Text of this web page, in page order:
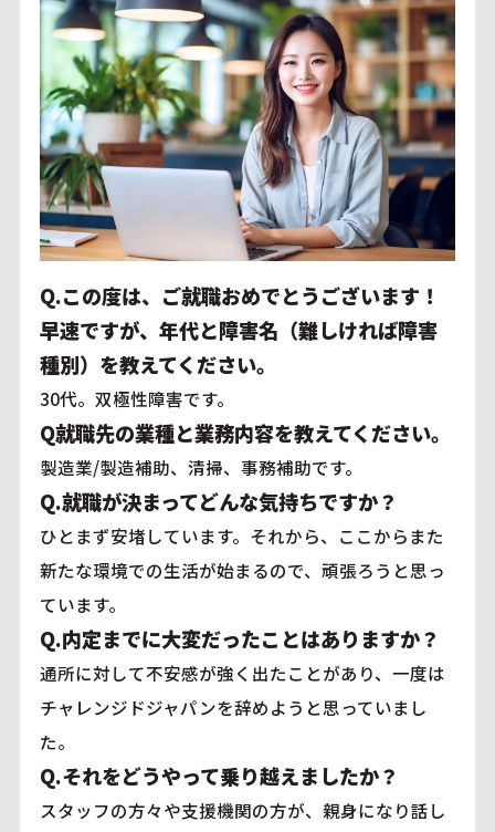
Q.この度は、ご就職おめでとうございます！
早速ですが、年代と障害名（難しければ障害
種別）を教えてください。
30代。双極性障害です。
Q就職先の業種と業務内容を教えてください。
製造業/製造補助、清掃、事務補助です。
Q.就職が決まってどんな気持ちですか？
ひとまず安堵しています。それから、ここからまた
新たな環境での生活が始まるので、頑張ろうと思っ
ています。
Q.内定までに大変だったことはありますか？
通所に対して不安感が強く出たことがあり、一度は
チャレンジドジャパンを辞めようと思っていまし
た。
Q.それをどうやって乗り越えましたか？
スタッフの方々や支援機関の方が、親身になり話し